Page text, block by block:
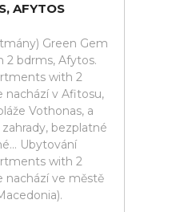
AFYTOS
Green Gem
bdrms, Afytos.
with 2
nachází v Afitosu,
Vothonas, a
bezplatné
Ubytování
with 2
nachází ve městě